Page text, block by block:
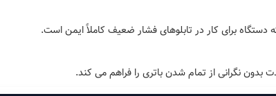
بدون نگرانی از تمام شدن باتری را فراهم می کند.